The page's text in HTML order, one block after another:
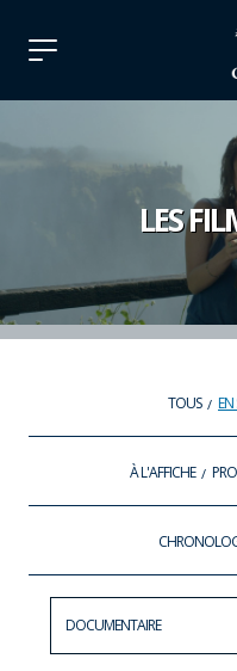
LES
TOUS EN
À L'AFFICHE
DOCUMENTAIRE